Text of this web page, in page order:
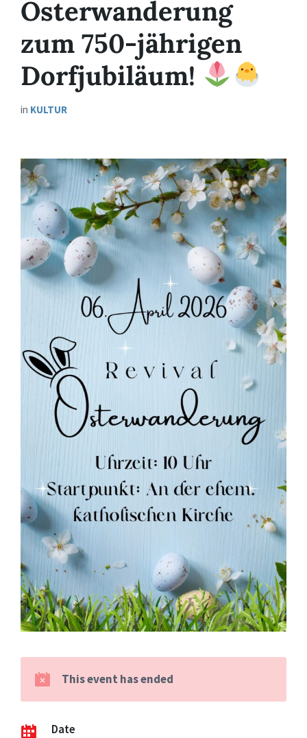
Osterwanderung
zum 750-jährigen
Dorfjubiläum!
in KULTUR
This event has ended
Date